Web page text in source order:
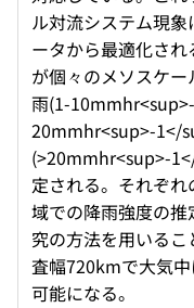
ル対流システム現
ータから最適化さ
が個々のメソスケ
雨(1-
20mmhr<sup>-1</
(>20mmhr<sup>-
定される。それぞ
域での降雨強度の
究の方法を用いる
査幅720kmで大気
可能になる。